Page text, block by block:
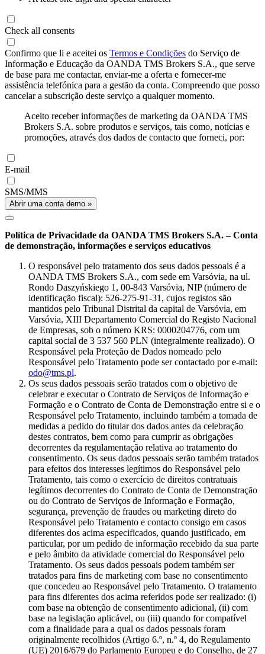
Check all consents
Confirmo que li e aceitei os Termos e Condições do Serviço de
Informação e Educação da OANDA TMS Brokers S.A., que serve
de base para me contactar, enviar-me a oferta e fornecer-me
assistência telefónica para a gestão da conta. Compreendo que posso
cancelar a subscrição deste serviço a qualquer momento.
Aceito receber informações de marketing da OANDA TMS
Brokers S.A. sobre produtos e serviços, tais como, notícias e
promoções, através dos dados de contacto que forneci, por:
E-mail
SMS/MMS
Abrir uma conta demo »
Política de Privacidade da OANDA TMS Brokers S.A. – Conta
de demonstração, informações e serviços educativos
O responsável pelo tratamento dos seus dados pessoais é a
OANDA TMS Brokers S.A., com sede em Varsóvia, na ul.
Rondo Daszyńskiego 1, 00-843 Varsóvia, NIP (número de
identificação fiscal): 526-275-91-31, cujos registos são
mantidos pelo Tribunal Distrital da capital de Varsóvia, em
Varsóvia, XIII Departamento Comercial do Registo Nacional
de Empresas, sob o número KRS: 0000204776, com um
capital social de 3 537 560 PLN (integralmente realizado). O
Responsável pela Proteção de Dados nomeado pelo
Responsável pelo Tratamento pode ser contactado por e-mail:
odo@tms.pl.
Os seus dados pessoais serão tratados com o objetivo de
celebrar e executar o Contrato de Serviços de Informação e
Formação e o Contrato de Conta de Demonstração entre si e o
Responsável pelo Tratamento, incluindo também a tomada de
medidas a pedido do titular dos dados antes da celebração
destes contratos, bem como para cumprir as obrigações
decorrentes da regulamentação relativa ao tratamento do
consentimento. Os seus dados pessoais serão também tratados
para efeitos dos interesses legítimos do Responsável pelo
Tratamento, tais como o exercício de direitos contratuais
legítimos decorrentes do Contrato de Conta de Demonstração
ou do Contrato de Serviços de Informação e Formação,
segurança, prevenção de fraudes ou marketing direto do
Responsável pelo Tratamento e contacto consigo em casos
diferentes dos acima especificados, quando justificado, em
particular, por um pedido de informação recebido da sua parte
e pelo âmbito da atividade comercial do Responsável pelo
Tratamento. Os seus dados pessoais podem também ser
tratados para fins de marketing com base no consentimento
que concedeu ao Responsável pelo Tratamento. O tratamento
para fins diferentes dos acima referidos pode ser realizado: (i)
com base na obtenção de consentimento adicional, (ii) com
base na legislação aplicável, ou (iii) quando for compatível
com a finalidade para a qual os dados pessoais foram
originalmente recolhidos (Artigo 6.º, n.º 4, do Regulamento
(UE) 2016/679 do Parlamento Europeu e do Conselho, de 27